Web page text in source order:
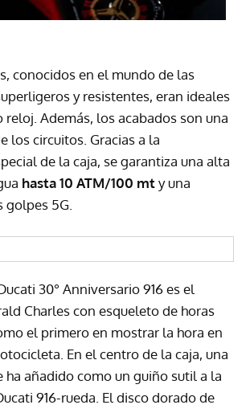
conocidos en el mundo de las
y resistentes, eran ideales
reloj. Además, los acabados son una
los circuitos. Gracias a la
de la caja, se garantiza una alta
hasta 10 ATM/100 mty una
golpes 5G.
30° Anniversario 916 es el
Charles con esqueleto de horas
el primero en mostrar la hora en
En el centro de la caja, una
ha añadido como un guiño sutil a la
916-rueda. El disco dorado de